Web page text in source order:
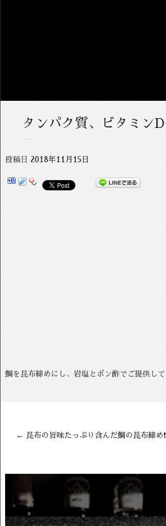
タンパク質、ビタミン
投稿日 2018年11月15日
鯛を昆布締めにし、岩塩とポン酢でご提供し
← 昆布の旨味たっぷり含んだ鯛の昆布締め❗️